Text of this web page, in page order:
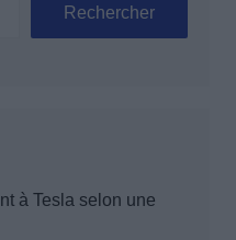
Rechercher
à Tesla selon une